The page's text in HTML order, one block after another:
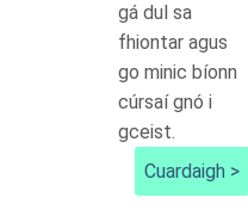
gá dul sa
fhiontar agus
go minic bíonn
cúrsaí gnó i
gceist.
Cuardaigh >